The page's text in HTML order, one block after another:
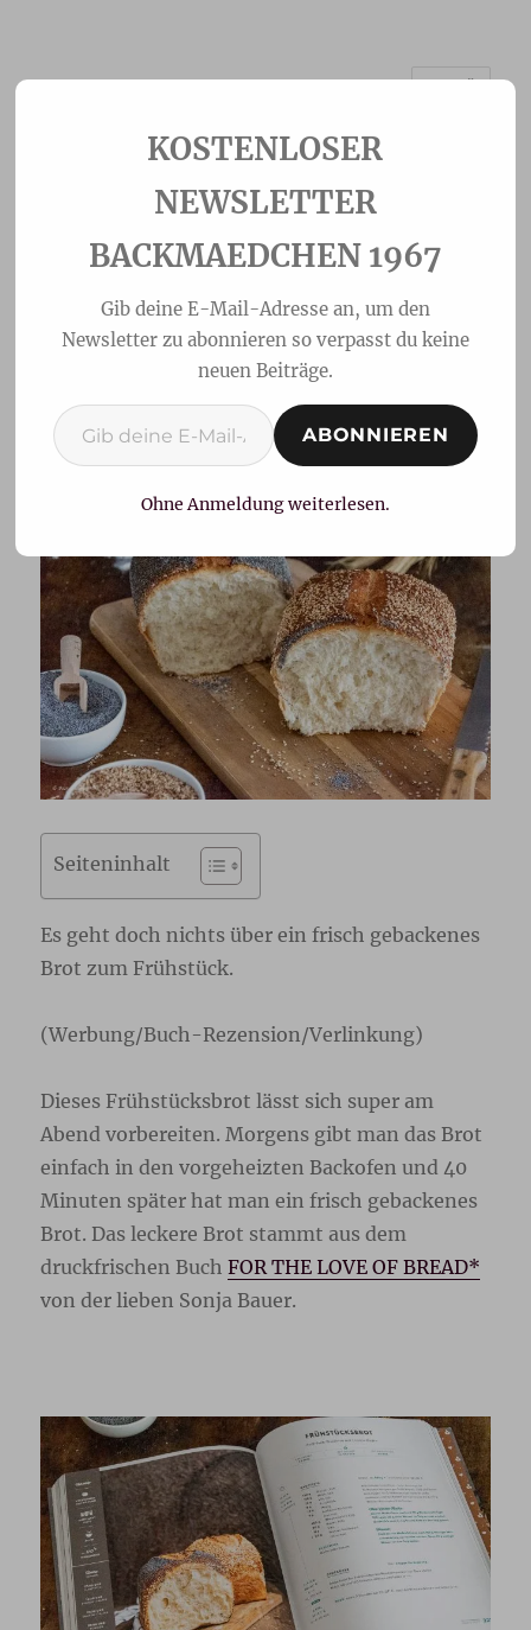
Frühstücksbrot
Seiteninhalt
Es geht doch nichts über ein frisch gebackenes
Brot zum Frühstück.
(Werbung/Buch-Rezension/Verlinkung)
Dieses Frühstücksbrot lässt sich super am
Abend vorbereiten. Morgens gibt man das Brot
einfach in den vorgeheizten Backofen und 40
Minuten später hat man ein frisch gebackenes
Brot. Das leckere Brot stammt aus dem
druckfrischen BuchFOR THE LOVE OF BREAD*
von der lieben Sonja Bauer.
NEWSLETTER
BACKMAEDCHEN 1967
Gib deine E-Mail-Adresse an, um den
Newsletter zu abonnieren so verpasst du keine
neuen Beiträge.
Gib deine E-Mail-Adresse ein ...
ABONNIEREN
Ohne Anmeldung weiterlesen.